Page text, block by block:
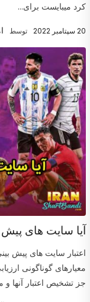
کرد میبایست برای...
20 سپتامبر 2022 توسط
آیا سایت های پیش
اعتبار سایت های پیش
معیارهای گوناگونی
جز تشخیص اعتبار آنها و